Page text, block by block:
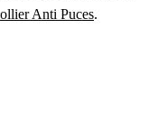
Anti Puces.